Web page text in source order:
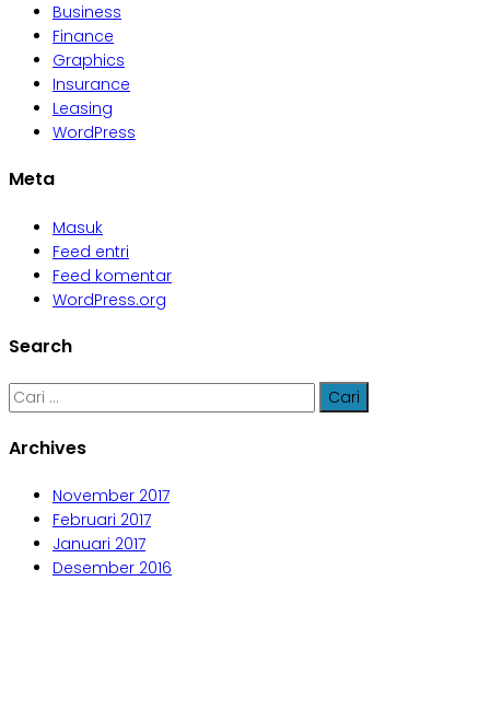
Business
Finance
Graphics
Insurance
Leasing
WordPress
Meta
Masuk
Feed entri
Feed komentar
WordPress.org
Search
Cari
untuk:
Archives
November 2017
Februari 2017
Januari 2017
Desember 2016